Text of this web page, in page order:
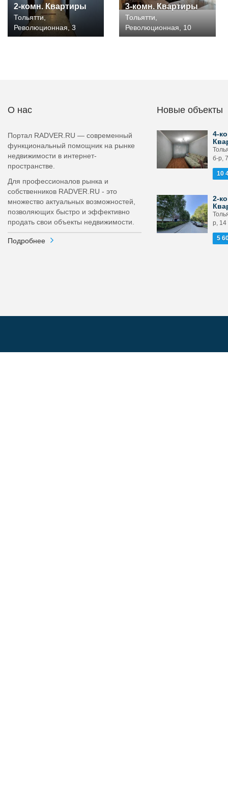
2-комн. Квартиры
Тольятти,
Революционная, 3
3-комн. Квартиры
Тольятти,
Революционная, 10
О нас
Портал RADVER.RU — современный
функциональный помощник на рынке
недвижимости в интернет-
пространстве.
Для профессионалов рынка и
собственников RADVER.RU - это
множество актуальных возможностей,
позволяющих быстро и эффективно
продать свои объекты недвижимости.
Подробнее
Новые объекты
4-
б-р, 7
10
2-
р, 14
5